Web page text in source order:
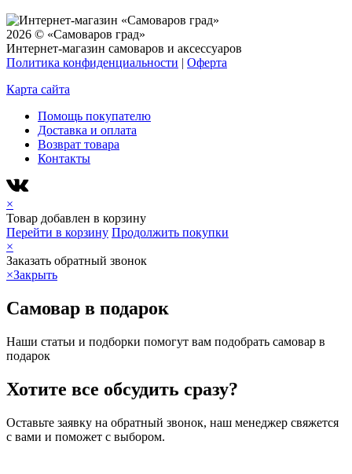
2026 © «Самоваров град»
Интернет-магазин самоваров и аксессуаров
Политика конфиденциальности | Оферта
Карта сайта
Помощь покупателю
Доставка и оплата
Возврат товара
Контакты
×
Товар добавлен в корзину
Перейти в корзину Продолжить покупки
×
Заказать обратный звонок
×Закрыть
Самовар в подарок
Наши статьи и подборки помогут вам подобрать самовар в
подарок
Хотите все обсудить сразу?
Оставьте заявку на обратный звонок, наш менеджер свяжется
с вами и поможет с выбором.